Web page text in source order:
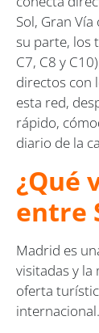
Sol, Gran
su parte, los
C7, C8 y
directos con
esta red,
rápido,
diario de la
¿Qué
entre
Madrid es
visitadas y la
oferta
internacional.